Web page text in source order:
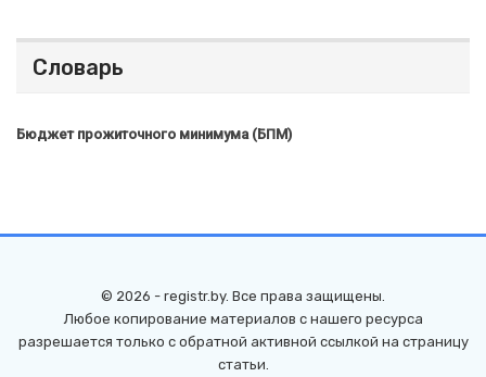
Словарь
Бюджет прожиточного минимума (БПМ)
© 2026 - registr.by. Все права защищены.
Любое копирование материалов с нашего ресурса
разрешается только с обратной активной ссылкой на страницу
статьи.